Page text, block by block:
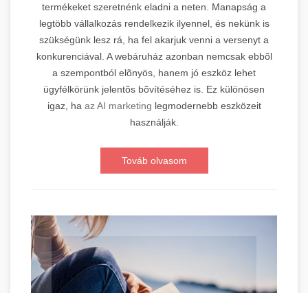
termékeket szeretnénk eladni a neten. Manapság a
legtöbb vállalkozás rendelkezik ilyennel, és nekünk is
szükségünk lesz rá, ha fel akarjuk venni a versenyt a
konkurenciával. A webáruház azonban nemcsak ebbõl
a szempontból elõnyös, hanem jó eszköz lehet
ügyfélkörünk jelentõs bõvítéséhez is. Ez különösen
igaz, ha az AI marketing legmodernebb eszközeit
használják.
Továb olvasom